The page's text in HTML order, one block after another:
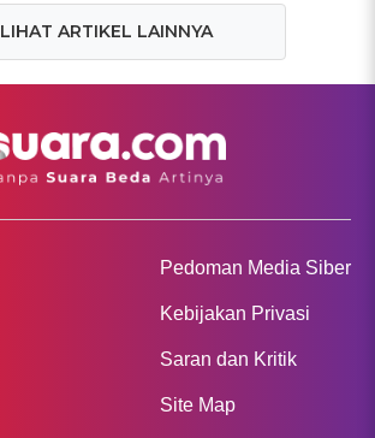
LIHAT ARTIKEL LAINNYA
Pedoman Media Siber
Kebijakan Privasi
Saran dan Kritik
Site Map